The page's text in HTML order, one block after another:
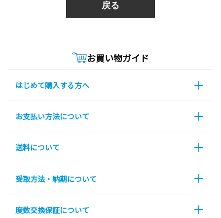
戻る
お買い物ガイド
はじめて購入する方へ
お支払い方法について
送料について
受取方法・納期について
度数交換保証について